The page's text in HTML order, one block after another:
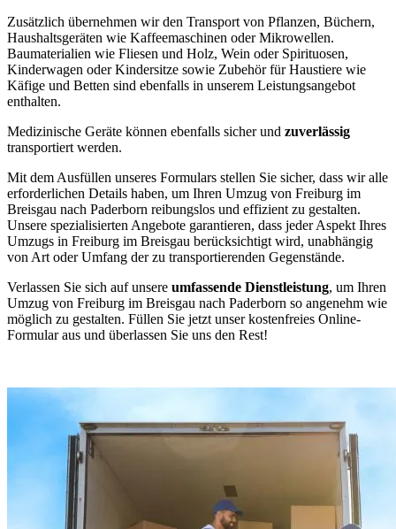
Zusätzlich übernehmen wir den Transport von Pflanzen, Büchern,
Haushaltsgeräten wie Kaffeemaschinen oder Mikrowellen.
Baumaterialien wie Fliesen und Holz, Wein oder Spirituosen,
Kinderwagen oder Kindersitze sowie Zubehör für Haustiere wie
Käfige und Betten sind ebenfalls in unserem Leistungsangebot
enthalten.
Medizinische Geräte können ebenfalls sicher und zuverlässig
transportiert werden.
Mit dem Ausfüllen unseres Formulars stellen Sie sicher, dass wir alle
erforderlichen Details haben, um Ihren Umzug von Freiburg im
Breisgau nach Paderborn reibungslos und effizient zu gestalten.
Unsere spezialisierten Angebote garantieren, dass jeder Aspekt Ihres
Umzugs in Freiburg im Breisgau berücksichtigt wird, unabhängig
von Art oder Umfang der zu transportierenden Gegenstände.
Verlassen Sie sich auf unsere umfassende Dienstleistung, um Ihren
Umzug von Freiburg im Breisgau nach Paderborn so angenehm wie
möglich zu gestalten. Füllen Sie jetzt unser kostenfreies Online-
Formular aus und überlassen Sie uns den Rest!